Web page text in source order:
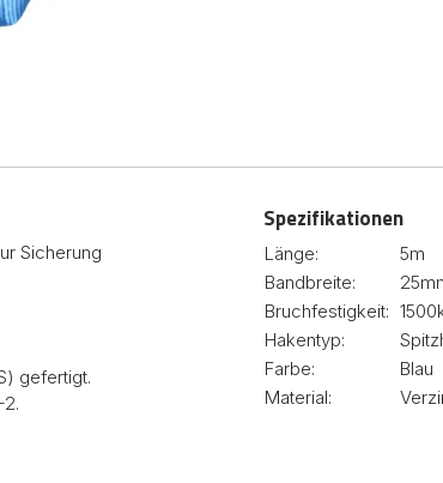
Sicherung
gefertigt.
Spezifikationen
Länge:
5m
Bandbreite:
Bruchfestigkeit:
Hakentyp:
Farbe:
Blau
Material: